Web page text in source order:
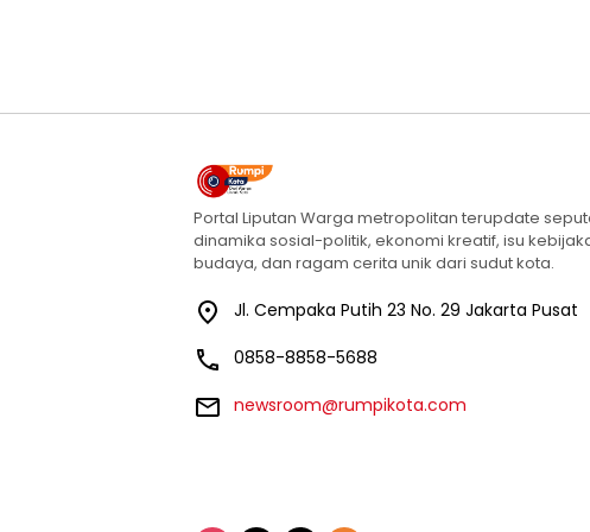
Portal Liputan Warga metropolitan terupdate
dinamika sosial-politik, ekonomi kreatif, isu
budaya, dan ragam cerita unik dari sudut kota.
Jl. Cempaka Putih 23 No. 29 Jakarta Pusat
0858-8858-5688
newsroom@rumpikota.com